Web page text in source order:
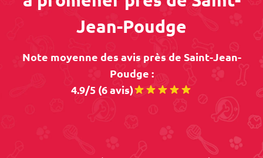
Jean-Poudge
Note moyenne des avis près de Saint-Jean-
Poudge :
4.9/5 (6 avis)